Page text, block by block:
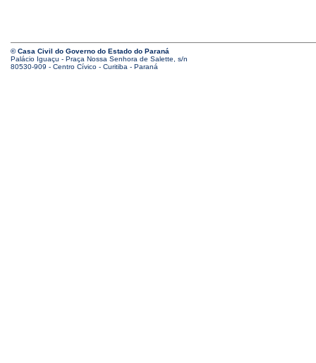
© Casa Civil do Governo do Estado do Paraná
Palácio Iguaçu - Praça Nossa Senhora de Salette, s/n
80530-909 - Centro Cívico - Curitiba - Paraná